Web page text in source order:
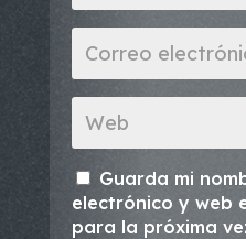
Guarda mi
electrónico y web
para la próxima